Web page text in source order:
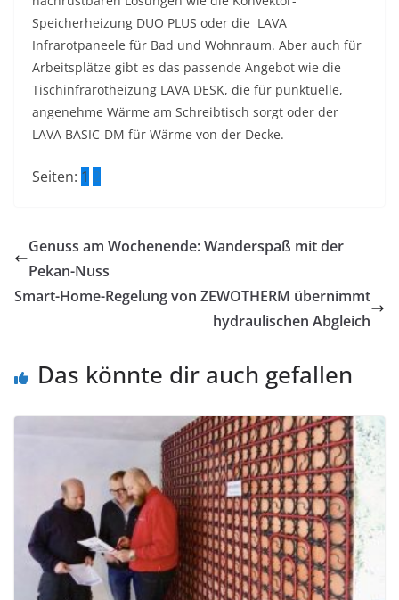
Speicherheizung DUO PLUS oder die LAVA
Infrarotpaneele für Bad und Wohnraum. Aber auch für
Arbeitsplätze gibt es das passende Angebot wie die
Tischinfrarotheizung LAVA DESK, die für punktuelle,
angenehme Wärme am Schreibtisch sorgt oder der
LAVA BASIC-DM für Wärme von der Decke.
Seiten: 1 2
Genuss am Wochenende: Wanderspaß mit der
Pekan-Nuss
Smart-Home-Regelung von ZEWOTHERM übernimmt
hydraulischen Abgleich
Das könnte dir auch gefallen